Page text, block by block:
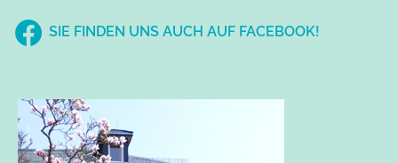
SIE FINDEN UNS AUCH AUF FACEBOOK!